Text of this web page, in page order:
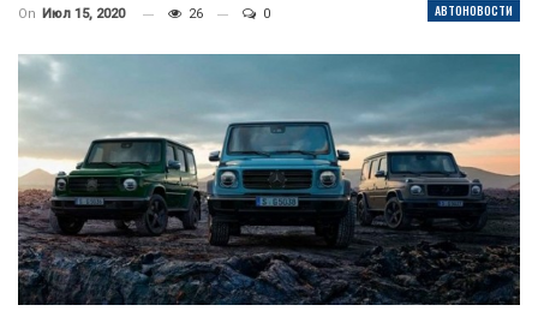
АВТОНОВОСТИ
On Июл 15, 2020 26 0